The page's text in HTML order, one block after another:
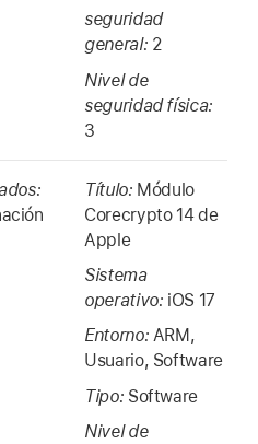
seguridad
general: 2
Nivel de
seguridad física:
3
Título: Módulo
Corecrypto 14 de
Apple
Sistema
operativo: iOS 17
Entorno: ARM,
Usuario, Software
Tipo: Software
Nivel de